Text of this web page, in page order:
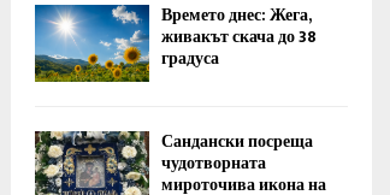
Времето днес: Жега,
живакът скача до 38
градуса
Сандански посреща
чудотворната
мироточива икона на